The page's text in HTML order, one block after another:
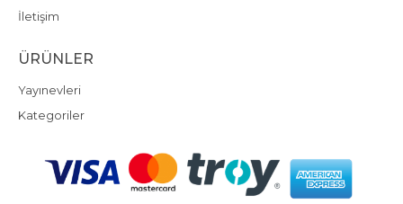
İletişim
ÜRÜNLER
Yayınevleri
Kategoriler